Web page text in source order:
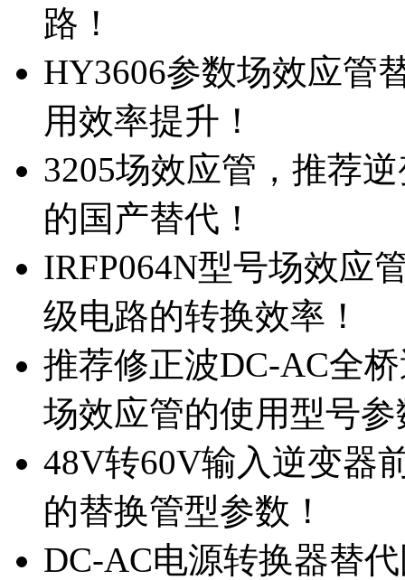
路！
HY3606参数场效应管
用效率提升！
3205场效应管，推荐
的国产替代！
IRFP064N型号场效应
级电路的转换效率！
推荐修正波DC-AC全
场效应管的使用型号参
48V转60V输入逆变器
的替换管型参数！
DC-AC电源转换器替